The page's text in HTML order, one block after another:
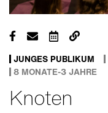
JUNGES PUBLIKUM
8 MONATE-3 JAHRE
Knoten